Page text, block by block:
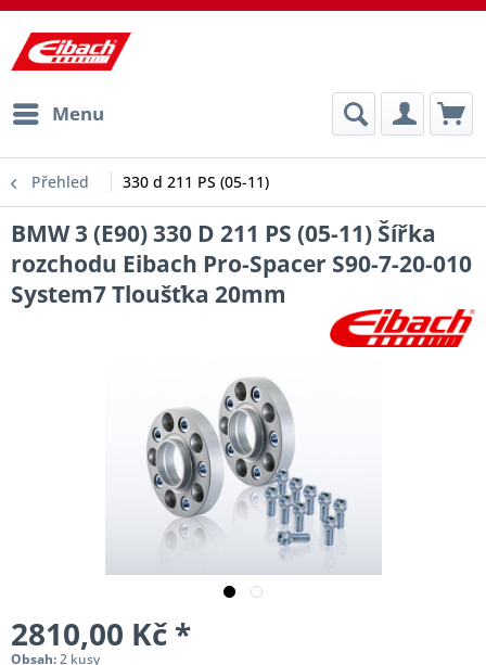
Menu
Přehled 330 d 211 PS (05-11)
BMW 3 (E90) 330 D 211 PS (05-11) Šířka
rozchodu Eibach Pro-Spacer S90-7-20-010
System7 Tloušťka 20mm
2810,00 Kč *
Obsah:2 kusy